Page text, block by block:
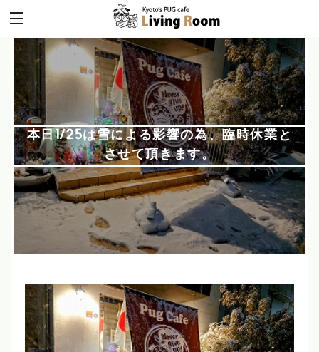
本日1/25は雪による影響の為、臨時休業と
させて頂きます。